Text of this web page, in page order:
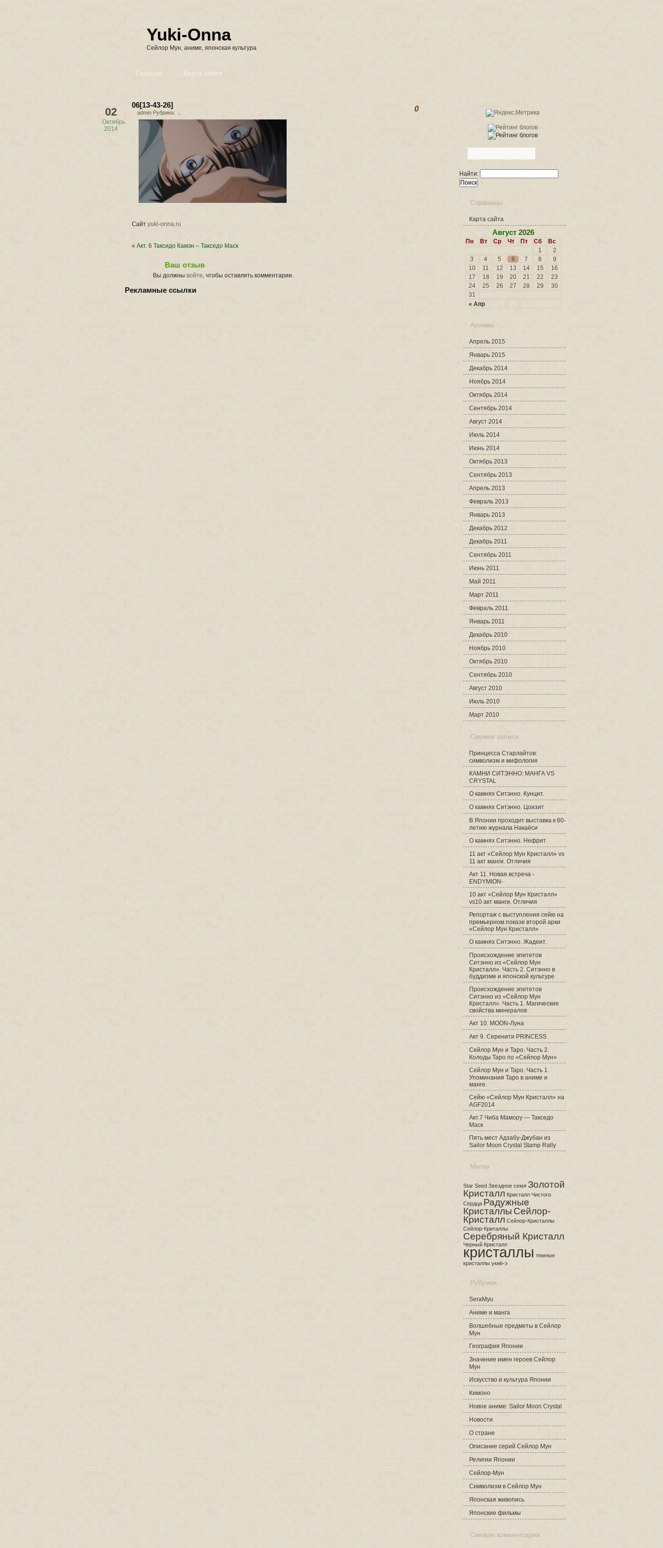
Yuki-Onna
Сейлор Мун, аниме, японская культура
Главная Карта сайта
06[13-43-26]
admin Рубрика: ，
02
Октябрь
2014
0
Сайт yuki-onna.ru
« Акт. 6 Таксидо Камэн – Такседо Маск
Ваш отзыв
Вы должны войти, чтобы оставлять комментарии.
Рекламные ссылки
Найти:
Страницы
Карта сайта
Август 2026
Пн Вт Ср Чт Пт Сб Вс
« Апр
1
2
3
4 5 6 7 8
9
10
11 12 13 14 15
16
17
18 19 20 21 22
23
24
25 26 27 28 29
30
31
Архивы
Апрель 2015
Январь 2015
Декабрь 2014
Ноябрь 2014
Октябрь 2014
Сентябрь 2014
Август 2014
Июль 2014
Июнь 2014
Октябрь 2013
Сентябрь 2013
Апрель 2013
Февраль 2013
Январь 2013
Декабрь 2012
Декабрь 2011
Сентябрь 2011
Июнь 2011
Май 2011
Март 2011
Февраль 2011
Январь 2011
Декабрь 2010
Ноябрь 2010
Октябрь 2010
Сентябрь 2010
Август 2010
Июль 2010
Март 2010
Свежие записи
Принцесса Старлайтов:
символизм и мифология
КАМНИ СИТЭННО: МАНГА VS
CRYSTAL
О камнях Ситэнно. Кунцит.
О камнях Ситэнно. Цоизит
В Японии проходит выставка к 60-
летию журнала Накаёси
О камнях Ситэнно. Нефрит
11 акт «Сейлор Мун Кристалл» vs
11 акт манги. Отличия
Акт 11. Новая встреча -
ENDYMION-
10 акт «Сейлор Мун Кристалл»
vs10 акт манги. Отличия
Репортаж с выступления сейю на
премьерном показе второй арки
«Сейлор Мун Кристалл»
О камнях Ситэнно. Жадеит.
Происхождение эпитетов
Ситэнно из «Сейлор Мун
Кристалл». Часть 2. Ситэнно в
буддизме и японской культуре
Происхождение эпитетов
Ситэнно из «Сейлор Мун
Кристалл». Часть 1. Магические
свойства минералов
Акт 10. MOON-Луна
Акт 9. Серенити PRINCESS
Сейлор Мун и Таро. Часть 2.
Колоды Таро по «Сейлор Мун»
Сейлор Мун и Таро. Часть 1.
Упоминания Таро в аниме и
манге.
Cейю «Сейлор Мун Кристалл» на
AGF2014
Акт.7 Чиба Мамору — Такседо
Маск
Пять мест Адзабу-Джубан из
Sailor Moon Crystal Stamp Rally
Метки
Star Seed Звездное семя Золотой
Кристалл Кристалл Чистого
Сердца Радужные
Кристаллы Сейлор-
Кристалл Сейлор-Кристаллы
Сейлор-Криталлы
Серебряный Кристалл
Черный Кристалл
кристаллы темные
кристаллы укиё-э
Рубрики
SeraMyu
Аниме и манга
Волшебные предметы в Сейлор
Мун
География Японии
Значение имен героев Сейлор
Мун
Искусство и культура Японии
Кимоно
Новое аниме: Sailor Moon Crystal
Новости
О стране
Описание серий Сейлор Мун
Религии Японии
Сейлор-Мун
Символизм в Сейлор Мун
Японская живопись
Японские фильмы
Свежие комментарии